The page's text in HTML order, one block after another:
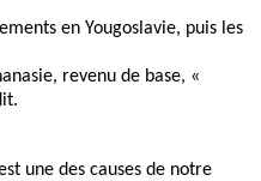
en Yougoslavie, puis les
revenu de base, «
une des causes de notre